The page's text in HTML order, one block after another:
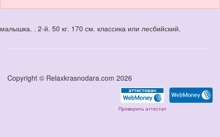
малышка. . 2-й. 50 кг. 170 см. классика или лесбийский.
Copyright © Relaxkrasnodara.com 2026
Проверить аттестат